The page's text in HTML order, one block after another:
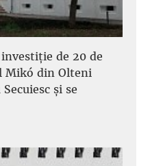
de 20 de
Mikó din Olteni
și se